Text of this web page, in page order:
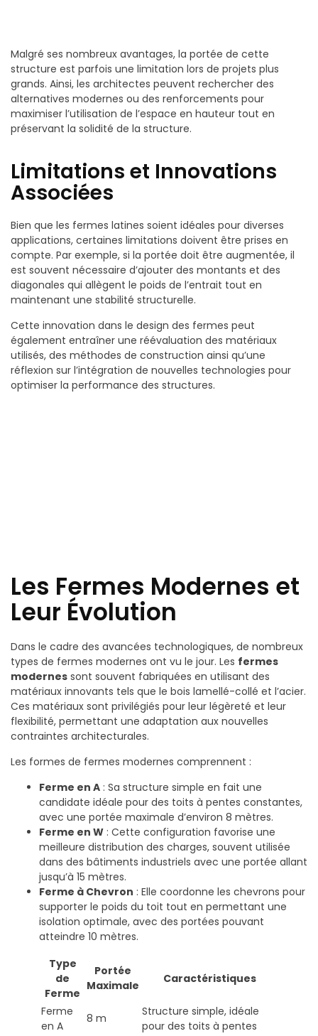
Malgré ses nombreux avantages, la portée de cette
structure est parfois une limitation lors de projets plus
grands. Ainsi, les architectes peuvent rechercher des
alternatives modernes ou des renforcements pour
maximiser l’utilisation de l’espace en hauteur tout en
préservant la solidité de la structure.
Limitations et Innovations
Associées
Bien que les fermes latines soient idéales pour diverses
applications, certaines limitations doivent être prises en
compte. Par exemple, si la portée doit être augmentée, il
est souvent nécessaire d’ajouter des montants et des
diagonales qui allègent le poids de l’entrait tout en
maintenant une stabilité structurelle.
Cette innovation dans le design des fermes peut
également entraîner une réévaluation des matériaux
utilisés, des méthodes de construction ainsi qu’une
réflexion sur l’intégration de nouvelles technologies pour
optimiser la performance des structures.
Les Fermes Modernes et
Leur Évolution
Dans le cadre des avancées technologiques, de nombreux
types de fermes modernes ont vu le jour. Les fermes
modernes sont souvent fabriquées en utilisant des
matériaux innovants tels que le bois lamellé-collé et l’acier.
Ces matériaux sont privilégiés pour leur légèreté et leur
flexibilité, permettant une adaptation aux nouvelles
contraintes architecturales.
Les formes de fermes modernes comprennent :
Ferme en A : Sa structure simple en fait une
candidate idéale pour des toits à pentes constantes,
avec une portée maximale d’environ 8 mètres.
Ferme en W : Cette configuration favorise une
meilleure distribution des charges, souvent utilisée
dans des bâtiments industriels avec une portée allant
jusqu’à 15 mètres.
Ferme à Chevron : Elle coordonne les chevrons pour
supporter le poids du toit tout en permettant une
isolation optimale, avec des portées pouvant
atteindre 10 mètres.
Type
de
Ferme
Portée
Maximale
Caractéristiques
Ferme
en A
8 m
Structure simple, idéale
pour des toits à pentes